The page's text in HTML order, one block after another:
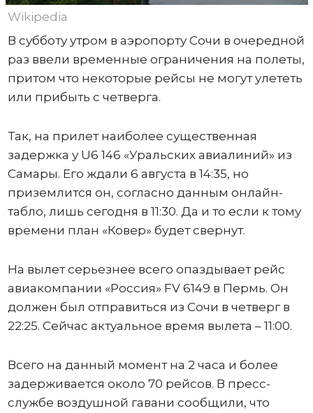
Wikipedia
В субботу утром в аэропорту Сочи в очередной
раз ввели временные ограничения на полеты,
притом что некоторые рейсы не могут улететь
или прибыть с четверга.
Так, на прилет наиболее существенная
задержка у U6 146 «Уральских авиалиний» из
Самары. Его ждали 6 августа в 14:35, но
приземлится он, согласно данным онлайн-
табло, лишь сегодня в 11:30. Да и то если к тому
времени план «Ковер» будет свернут.
На вылет серьезнее всего опаздывает рейс
авиакомпании «Россия» FV 6149 в Пермь. Он
должен был отправиться из Сочи в четверг в
22:25. Сейчас актуальное время вылета – 11:00.
Всего на данный момент на 2 часа и более
задерживается около 70 рейсов. В пресс-
службе воздушной гавани сообщили, что